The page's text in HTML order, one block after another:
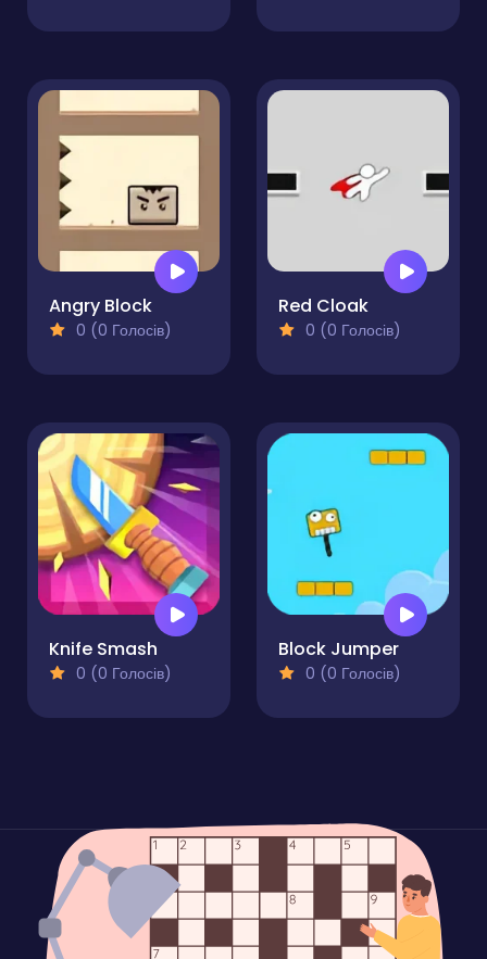
Angry Block
0 (0 Голосів)
Red Cloak
0 (0 Голосів)
Knife Smash
0 (0 Голосів)
Block Jumper
0 (0 Голосів)